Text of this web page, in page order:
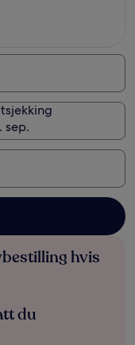
sep.
hvis
du